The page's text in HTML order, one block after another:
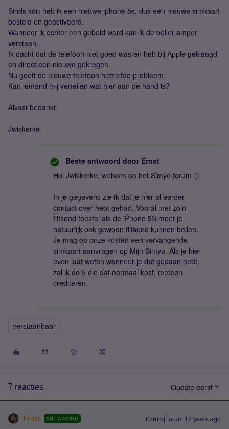
Sinds kort heb ik een nieuwe iphone 5s, dus een nieuwe simkaart
besteld en geactiveerd.
Wanneer ik echter een gebeld word kan ik de beller amper
verstaan.
Ik dacht dat de telefoon niet goed was en heb bij Apple geklaagd
en direct een nieuwe gekregen.
Nu geeft de nieuwe telefoon hetzelfde probleem.
Kan iemand mij vertellen wat hier aan de hand is?
Alvast bedankt.
Jwiskerke
Beste antwoord door Ernst
Hoi Jwiskerke, welkom op het Simyo forum :)
In je gegevens zie ik dat je hier al eerder
contact over hebt gehad. Vooral met zo'n
flitsend toestel als de iPhone 5S moet je
natuurlijk ook gewoon flitsend kunnen bellen.
Je mag op onze kosten een vervangende
simkaart aanvragen op Mijn Simyo. Als je hier
even laat weten wanneer je dat gedaan hebt,
zal ik de 5 die dat normaal kost, meteen
crediteren.
verstaanbaar
7 reacties Oudste eerst
Ernst ANTWOORD Forum|Forum|12 years ago